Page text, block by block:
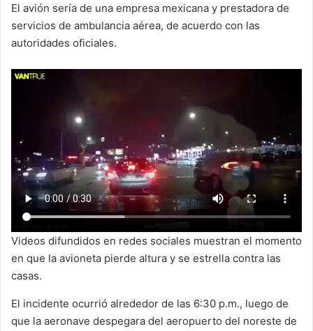
El avión sería de una empresa mexicana y prestadora de
servicios de ambulancia aérea, de acuerdo con las
autoridades oficiales.
Videos difundidos en redes sociales muestran el momento
en que la avioneta pierde altura y se estrella contra las
casas.
El incidente ocurrió alrededor de las 6:30 p.m., luego de
que la aeronave despegara del aeropuerto del noreste de